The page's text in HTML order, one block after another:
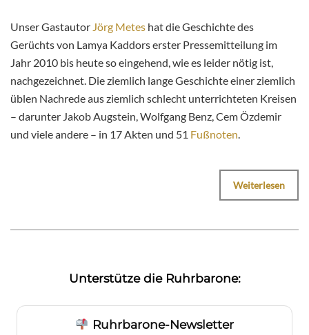
Unser Gastautor Jörg Metes hat die Geschichte des
Gerüchts von Lamya Kaddors erster Pressemitteilung im
Jahr 2010 bis heute so eingehend, wie es leider nötig ist,
nachgezeichnet. Die ziemlich lange Geschichte einer ziemlich
üblen Nachrede aus ziemlich schlecht unterrichteten Kreisen
– darunter Jakob Augstein, Wolfgang Benz, Cem Özdemir
und viele andere – in 17 Akten und 51 Fußnoten.
Weiterlesen
Unterstütze die Ruhrbarone:
Ruhrbarone-Newsletter